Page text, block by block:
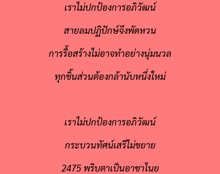
เราไม่ปกป้องการอภิวัฒน์
สายลมปฏิปักษ์จึงพัดหวน
การรื้อสร้างไม่อาจทำอย่างนุ่มนวล
ทุกชิ้นส่วนต้องกล้านับหนึ่งใหม่
เราไม่ปกป้องการอภิวัฒน์
กระบวนทัศน์เสรีไม่ขยาย
2475 พริบตาเป็นอาชาไนย